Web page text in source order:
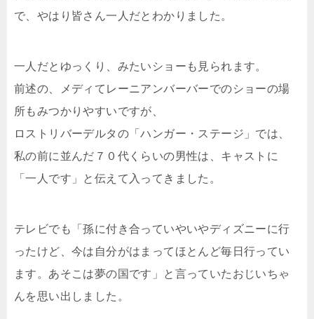
で、やはり皆さん一人だとわかりました。
一人だとゆっくり、みたいショーも見られます。
前述の、メディてレーニアンバーバーでのショーの場
所もみつかりやすいですが、
ロストリバーデルタの「ハンガー・ステージ」では、
私の前に並んだ７０代くらいの男性は、キャストに
「一人です」と伝えて入ってきました。
テレビでも「孫に付き合っていやいやディズニーに行
ったけど、今は自分がはまってほとんど毎日行ってい
ます。あそこは夢の国です」と言っていたおじいちゃ
んを思い出しました。